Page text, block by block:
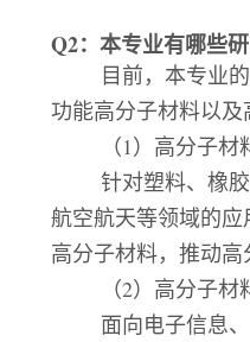
Q2： 本专业有哪些
目前，本专业
功能高分子材料以
（1）高分子材
针对塑料、橡
航空航天等领域的
高分子材料，推动
（2）高分子材
面向电子信息